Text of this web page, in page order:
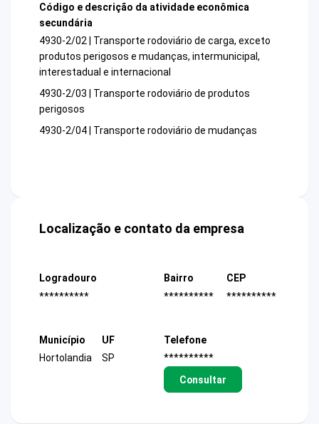
Código e descrição da atividade econômica
secundária
4930-2/02 | Transporte rodoviário de carga, exceto
produtos perigosos e mudanças, intermunicipal,
interestadual e internacional
4930-2/03 | Transporte rodoviário de produtos
perigosos
4930-2/04 | Transporte rodoviário de mudanças
Localização e contato da empresa
Logradouro
**********
Bairro
**********
CEP
**********
Município
Hortolandia
UF
SP
Telefone
**********
Consultar